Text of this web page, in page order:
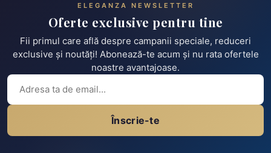
ELEGANZA NEWSLETTER
Oferte exclusive pentru tine
Fii primul care află despre campanii speciale, reduceri
exclusive și noutăți! Abonează-te acum și nu rata ofertele
noastre avantajoase.
Înscrie-te